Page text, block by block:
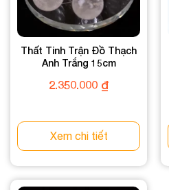
Thất Tinh Trận Đồ Thạch
Anh Trắng 15cm
2.350.000 ₫
Xem chi tiết